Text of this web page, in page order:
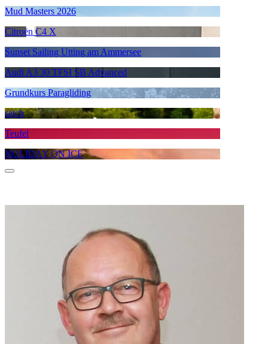
Mud Masters 2026
Citroën C4 X
Sunset Sailing Utting am Ammersee
Audi A3 30 TFSI SB Advanced
Grundkurs Paragliding
satch
Teufel
HOLIDAY ON ICE